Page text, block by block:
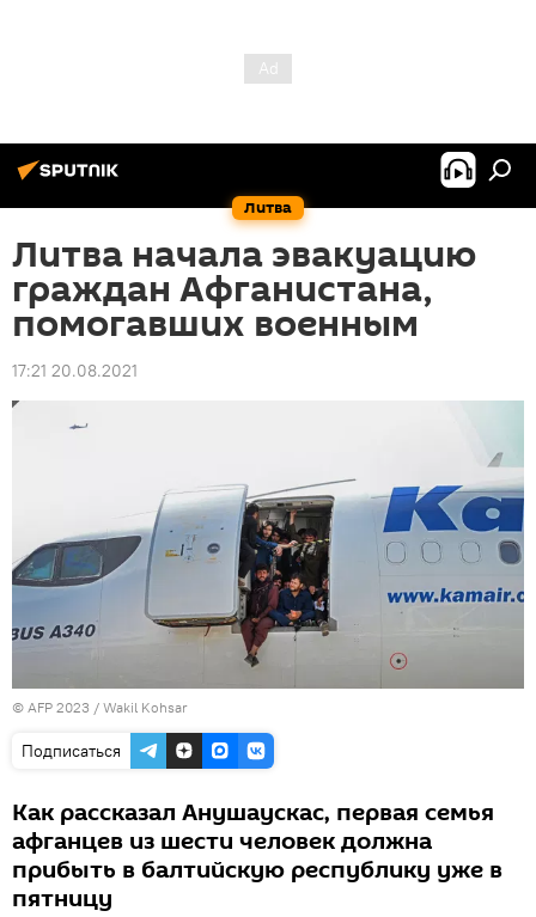
Литва
Литва начала эвакуацию
граждан Афганистана,
помогавших военным
17:21 20.08.2021
© AFP 2023 / Wakil Kohsar
Подписаться
Как рассказал Анушаускас, первая семья
афганцев из шести человек должна
прибыть в балтийскую республику уже в
пятницу